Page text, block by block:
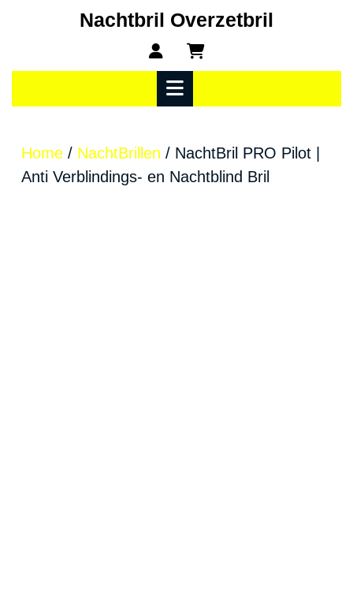
Nachtbril Overzetbril
Mijn
account
winkelwagen
Open
Home / NachtBrillen / NachtBril PRO Pilot |
Anti Verblindings- en Nachtblind Bril